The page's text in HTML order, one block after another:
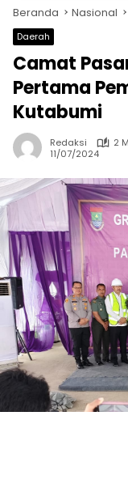
Beranda Nasional
Daerah
Camat
Pertama
Kutabumi
Redaksi
2
11/07/2024